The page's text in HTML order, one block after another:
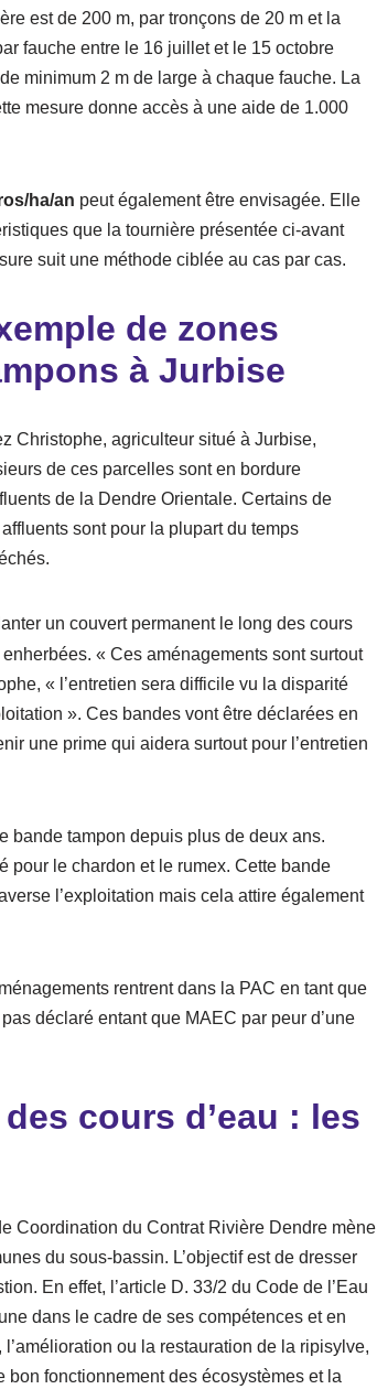
est de 200 m, par tronçons de 20 m et la
fauche entre le 16 juillet et le 15 octobre
minimum 2 m de large à chaque fauche. La
mesure donne accès à une aide de 1.000
ha/an peut également être envisagée. Elle
que la tournière présentée ci-avant
suit une méthode ciblée au cas par cas.
de zones
à Jurbise
Christophe, agriculteur situé à Jurbise,
de ces parcelles sont en bordure
de la Dendre Orientale. Certains de
sont pour la plupart du temps
un couvert permanent le long des cours
« Ces aménagements sont surtout
« l’entretien sera difficile vu la disparité
». Ces bandes vont être déclarées en
une prime qui aidera surtout pour l’entretien
bande tampon depuis plus de deux ans.
pour le chardon et le rumex. Cette bande
l’exploitation mais cela attire également
rentrent dans la PAC en tant que
déclaré entant que MAEC par peur d’une
cours d’eau : les
Coordination du Contrat Rivière Dendre mène
du sous-bassin. L’objectif est de dresser
En effet, l’article D. 33/2 du Code de l’Eau
dans le cadre de ses compétences et en
ou la restauration de la ripisylve,
fonctionnement des écosystèmes et la